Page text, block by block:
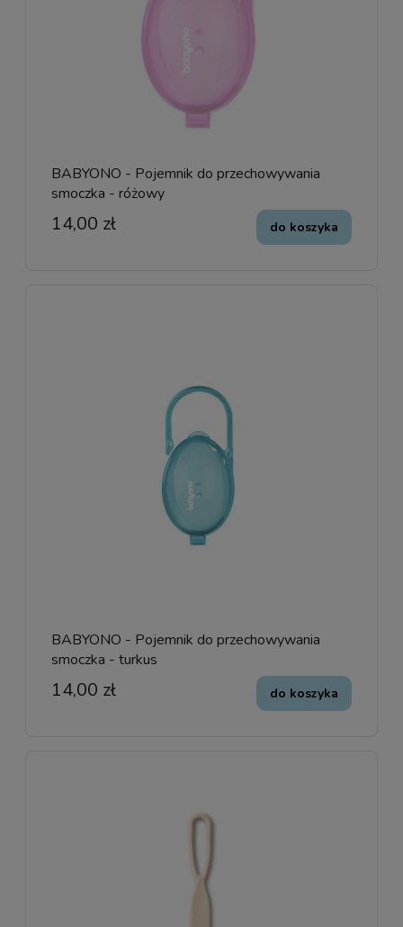
BABYONO - Pojemnik do przechowywania
smoczka - różowy
14,00 zł do koszyka
BABYONO - Pojemnik do przechowywania
smoczka - turkus
14,00 zł do koszyka